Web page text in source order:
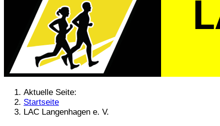
Aktuelle Seite:
Startseite
LAC Langenhagen e. V.